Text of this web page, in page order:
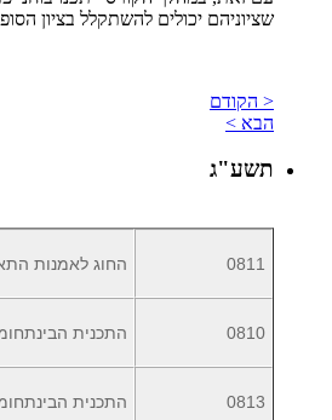
שציוניהם יכולים להשתקלל בציון
< הקודם
הבא >
תשע"ג
0811 החוג לאמנות
0810 התכנית
0813 התכנית